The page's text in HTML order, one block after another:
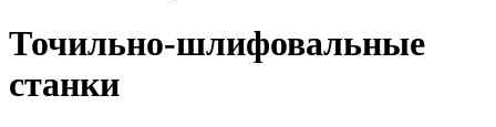
Точильно-шлифовальные
станки